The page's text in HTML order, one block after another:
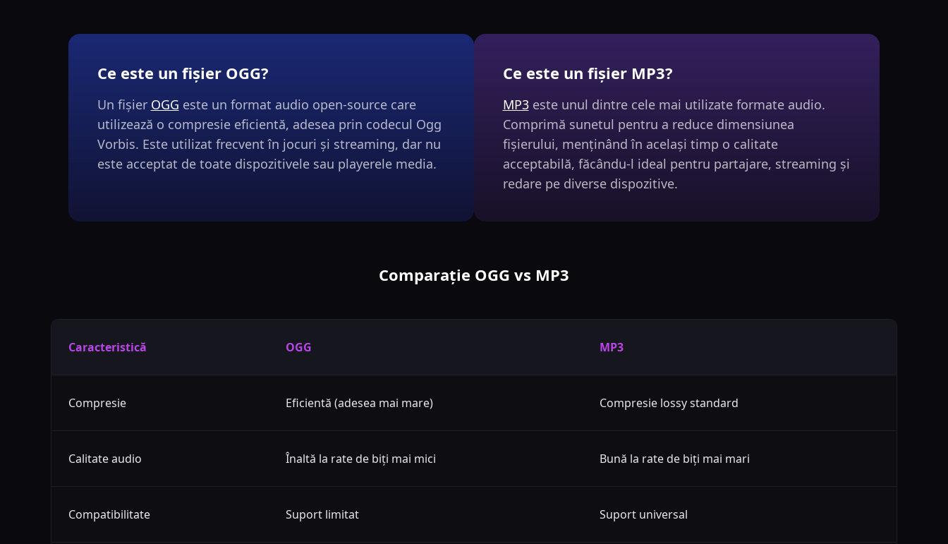
Ce este un fișier OGG?
Un fișier OGG este un format audio open-source care
utilizează o compresie eficientă, adesea prin codecul Ogg
Vorbis. Este utilizat frecvent în jocuri și streaming, dar nu
este acceptat de toate dispozitivele sau playerele media.
Ce este un fișier MP3?
MP3este unul dintre cele mai utilizate formate audio.
Comprimă sunetul pentru a reduce dimensiunea
fișierului, menținând în același timp o calitate
acceptabilă, făcându-l ideal pentru partajare, streaming și
redare pe diverse dispozitive.
Comparație OGG vs MP3
Caracteristică OGG MP3
Compresie Eficientă (adesea mai mare) Compresie lossy standard
Calitate audio Înaltă la rate de biți mai mici Bună la rate de biți mai mari
Compatibilitate Suport limitat Suport universal